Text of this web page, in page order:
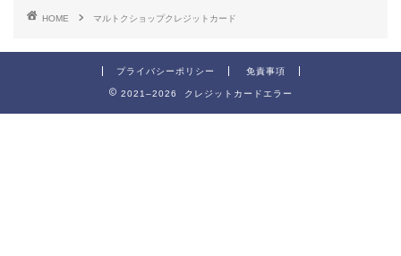
HOME マルトクショップクレジットカード
プライバシーポリシー 免責事項
2021–2026 クレジットカードエラー